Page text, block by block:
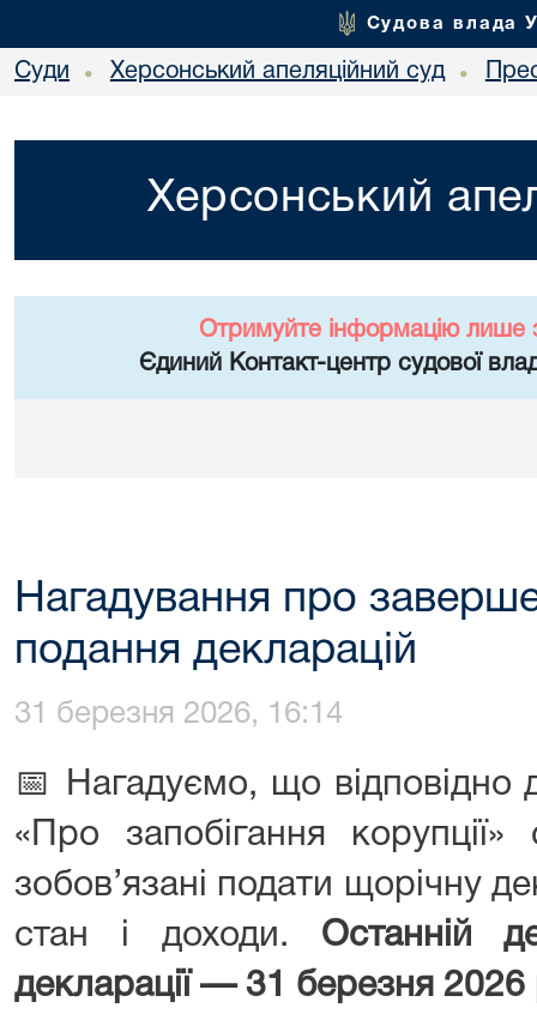
Судова влада
Суди • Херсонський апеляційний суд •
Херсонський
Отримуйте інформацію лише
Єдиний Контакт-центр судової
Нагадування про
подання декларацій
31 березня 2026, 16:14
📅 Нагадуємо, що відповідно
«Про запобігання корупції»
зобов’язані подати щорічну
стан і доходи. Останній
декларації — 31 березня 2026